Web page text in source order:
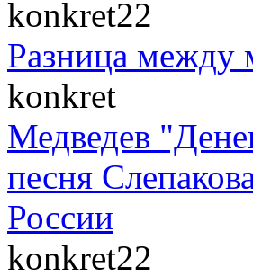
konkret22
Разница
konkret
Медведев
песня
России
konkret22